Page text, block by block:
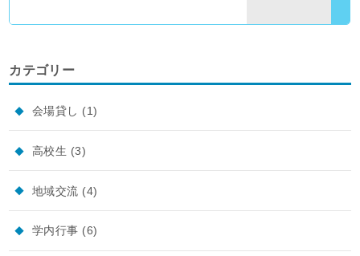
カテゴリー
会場貸し (1)
高校生 (3)
地域交流 (4)
学内行事 (6)